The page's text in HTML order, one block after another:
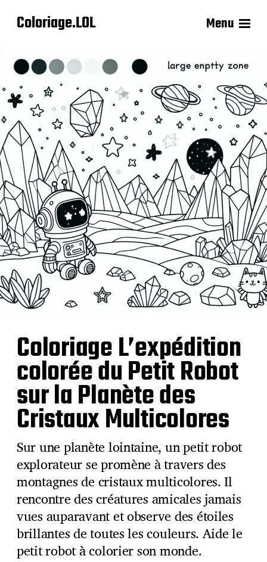
Coloriage.LOL Menu
Coloriage L’expédition
colorée du Petit Robot
sur la Planète des
Cristaux Multicolores
Sur une planète lointaine, un petit robot
explorateur se promène à travers des
montagnes de cristaux multicolores. Il
rencontre des créatures amicales jamais
vues auparavant et observe des étoiles
brillantes de toutes les couleurs. Aide le
petit robot à colorier son monde.